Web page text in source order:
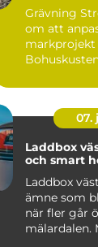
Grävning
om att
markprojekt
07.
Laddbox
och smart
Laddbox
ämne som
när fler går
mälardalen.